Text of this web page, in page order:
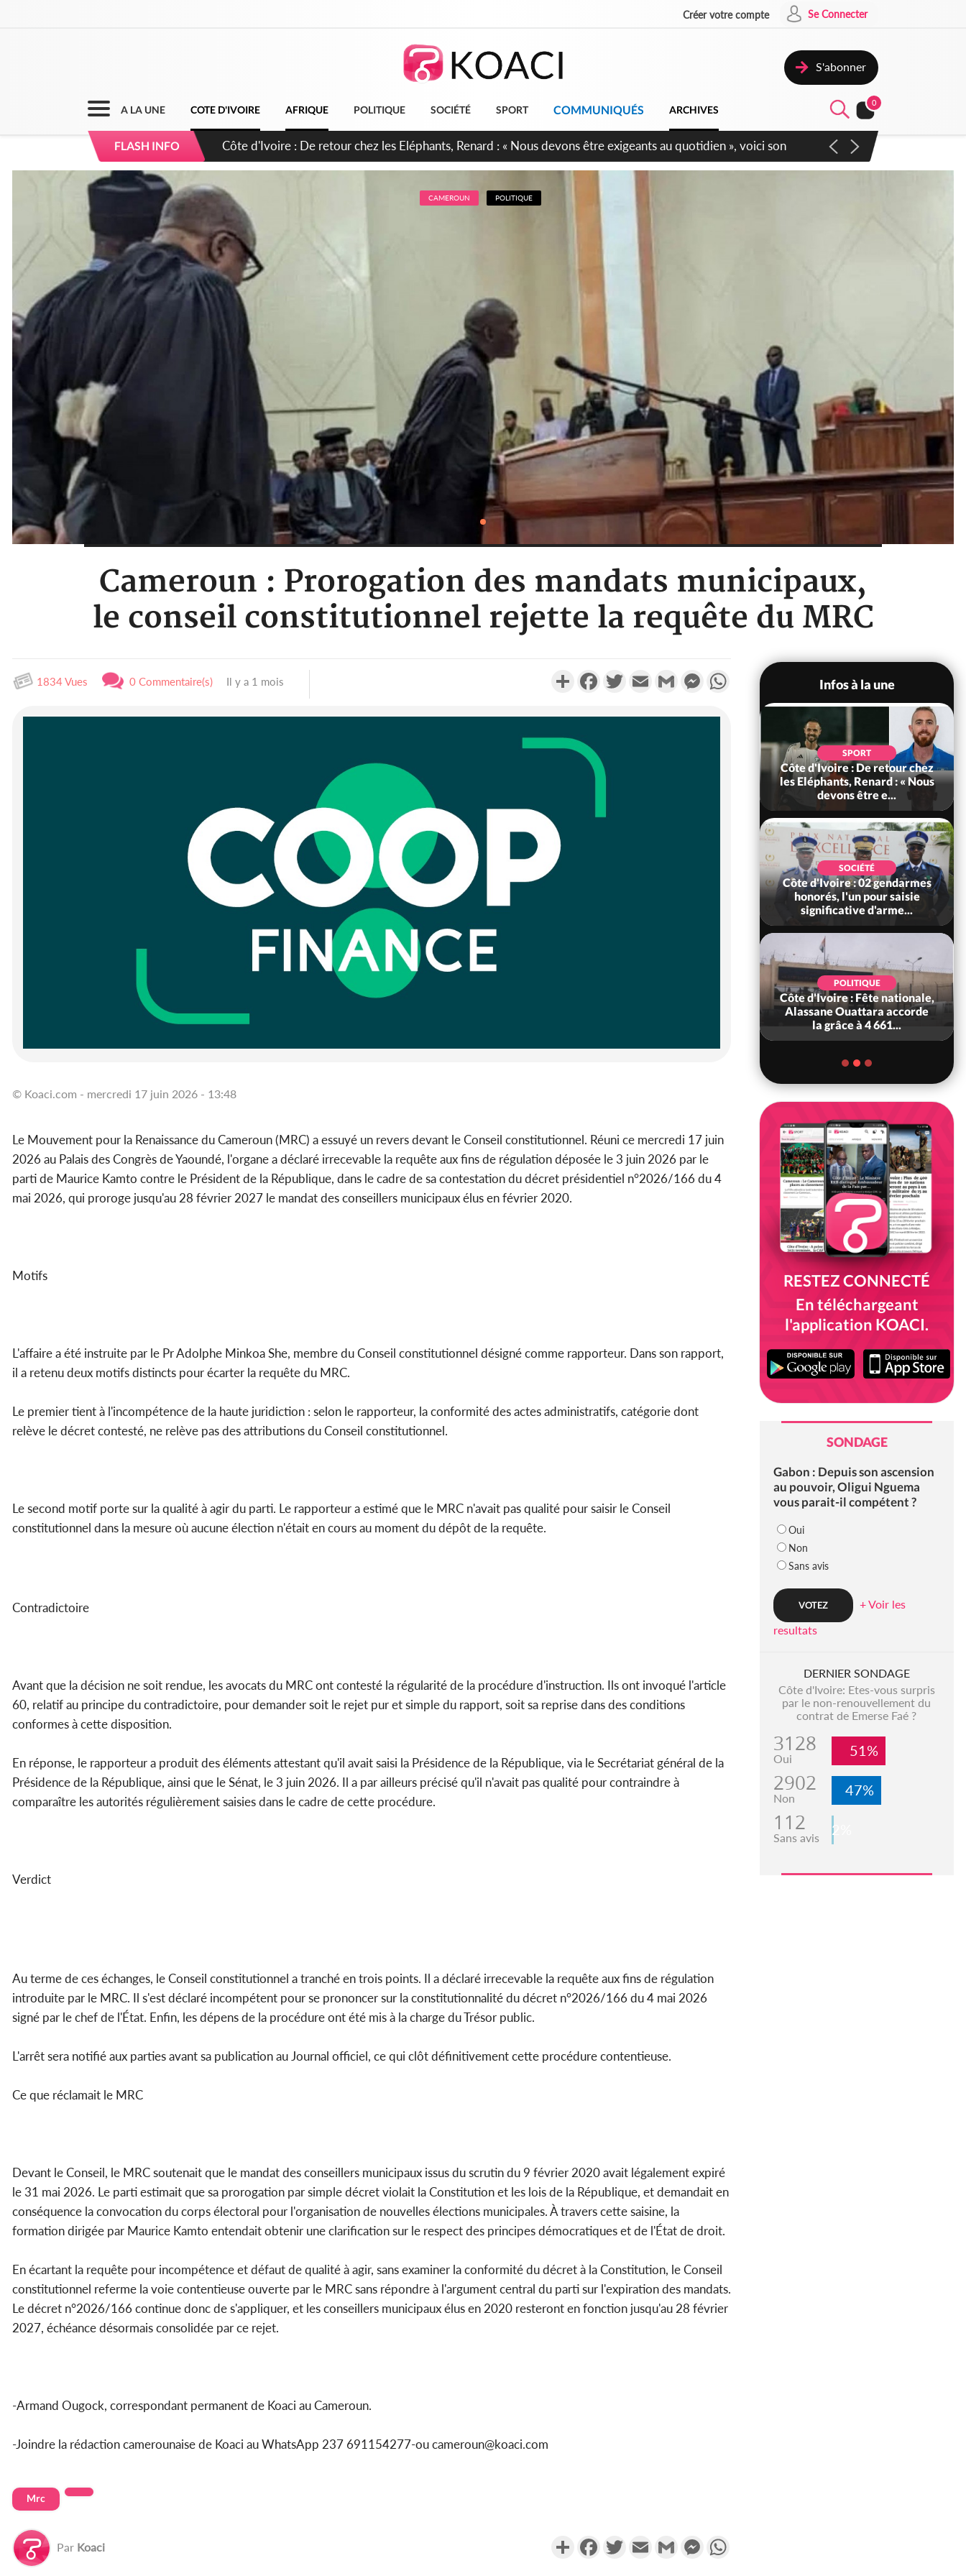
Créer votre compte Se Connecter
S'abonner
A LA UNE COTE D'IVOIRE AFRIQUE POLITIQUE SOCIÉTÉ SPORT COMMUNIQUÉS ARCHIVES
0
FLASH INFO
Côte d'Ivoire : 66e anniversaire de l'Indépendance, les Forces de Défense et de Sécurité affichent leur
puissance et réaffirment leur engagement envers la Nation
CAMEROUN POLITIQUE
Cameroun : Prorogation des mandats municipaux,
le conseil constitutionnel rejette la requête du MRC
1834 Vues 0 Commentaire(s) Il y a 1 mois PartagerFacebookTwitterEmail Gmail MessengerWhatsApp
© Koaci.com - mercredi 17 juin 2026 - 13:48
Le Mouvement pour la Renaissance du Cameroun (MRC) a essuyé un revers devant le Conseil constitutionnel. Réuni ce mercredi 17 juin
2026 au Palais des Congrès de Yaoundé, l'organe a déclaré irrecevable la requête aux fins de régulation déposée le 3 juin 2026 par le
parti de Maurice Kamto contre le Président de la République, dans le cadre de sa contestation du décret présidentiel n°2026/166 du 4
mai 2026, qui proroge jusqu'au 28 février 2027 le mandat des conseillers municipaux élus en février 2020.
Motifs
L'affaire a été instruite par le Pr Adolphe Minkoa She, membre du Conseil constitutionnel désigné comme rapporteur. Dans son rapport,
il a retenu deux motifs distincts pour écarter la requête du MRC.
Le premier tient à l'incompétence de la haute juridiction : selon le rapporteur, la conformité des actes administratifs, catégorie dont
relève le décret contesté, ne relève pas des attributions du Conseil constitutionnel.
Le second motif porte sur la qualité à agir du parti. Le rapporteur a estimé que le MRC n'avait pas qualité pour saisir le Conseil
constitutionnel dans la mesure où aucune élection n'était en cours au moment du dépôt de la requête.
Contradictoire
Avant que la décision ne soit rendue, les avocats du MRC ont contesté la régularité de la procédure d'instruction. Ils ont invoqué l'article
60, relatif au principe du contradictoire, pour demander soit le rejet pur et simple du rapport, soit sa reprise dans des conditions
conformes à cette disposition.
En réponse, le rapporteur a produit des éléments attestant qu'il avait saisi la Présidence de la République, via le Secrétariat général de la
Présidence de la République, ainsi que le Sénat, le 3 juin 2026. Il a par ailleurs précisé qu'il n'avait pas qualité pour contraindre à
comparaître les autorités régulièrement saisies dans le cadre de cette procédure.
Verdict
Au terme de ces échanges, le Conseil constitutionnel a tranché en trois points. Il a déclaré irrecevable la requête aux fins de régulation
introduite par le MRC. Il s'est déclaré incompétent pour se prononcer sur la constitutionnalité du décret n°2026/166 du 4 mai 2026
signé par le chef de l'État. Enfin, les dépens de la procédure ont été mis à la charge du Trésor public.
L'arrêt sera notifié aux parties avant sa publication au Journal officiel, ce qui clôt définitivement cette procédure contentieuse.
Ce que réclamait le MRC
Devant le Conseil, le MRC soutenait que le mandat des conseillers municipaux issus du scrutin du 9 février 2020 avait légalement expiré
le 31 mai 2026. Le parti estimait que sa prorogation par simple décret violait la Constitution et les lois de la République, et demandait en
conséquence la convocation du corps électoral pour l'organisation de nouvelles élections municipales. À travers cette saisine, la
formation dirigée par Maurice Kamto entendait obtenir une clarification sur le respect des principes démocratiques et de l'État de droit.
En écartant la requête pour incompétence et défaut de qualité à agir, sans examiner la conformité du décret à la Constitution, le Conseil
constitutionnel referme la voie contentieuse ouverte par le MRC sans répondre à l'argument central du parti sur l'expiration des mandats.
Le décret n°2026/166 continue donc de s'appliquer, et les conseillers municipaux élus en 2020 resteront en fonction jusqu'au 28 février
2027, échéance désormais consolidée par ce rejet.
-Armand Ougock, correspondant permanent de Koaci au Cameroun.
-Joindre la rédaction camerounaise de Koaci au WhatsApp 237 691154277-ou cameroun@koaci.com
Mrc
Par Koaci PartagerFacebookTwitterEmail Gmail Messenger
Infos à la une
l'Indépendance, les Forces de
SPORT
Côte d'Ivoire : De retour chez
les Eléphants, Renard : « Nous
devons être e...
SOCIÉTÉ
Côte d'Ivoire : 02 gendarmes
honorés, l'un pour saisie
significative d'arme...
POLITIQUE
Côte d'Ivoire : Fête nationale,
Alassane Ouattara accorde
la grâce à 4 661...
RESTEZ CONNECTÉ
En téléchargeant
l'application KOACI.
SONDAGE
Gabon : Depuis son ascension
au pouvoir, Oligui Nguema
vous parait-il compétent ?
Oui
Non
Sans avis
+ Voir les
resultats
DERNIER SONDAGE
Côte d'Ivoire: Etes-vous surpris
par le non-renouvellement du
contrat de Emerse Faé ?
3128
Oui 51%
2902
Non 47%
112
Sans avis 2%